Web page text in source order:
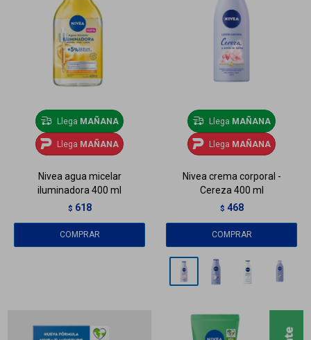
Llega MAÑANA
Llega MAÑANA
Nivea agua micelar
iluminadora 400 ml
$ 618
Llega MAÑANA
Llega MAÑANA
Nivea crema corporal -
Cereza 400 ml
$ 468